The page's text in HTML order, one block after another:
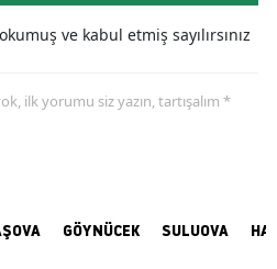
okumuş ve kabul etmiş sayılırsınız
ilk yorumu siz yazın, tartışalım *
GÖYNÜCEK SULUOVA